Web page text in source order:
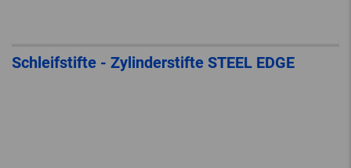
Schleifstifte - Zylinderstifte STEEL EDGE